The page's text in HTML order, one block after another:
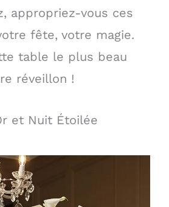
appropriez-vous ces
fête, votre magie.
table le plus beau
réveillon !
et Nuit Étoilée